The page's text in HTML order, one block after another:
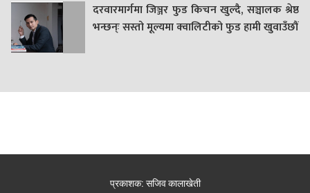
दरवारमार्गमा जिञ्जर फुड किचन खुल्दै, सञ्चालक श्रेष्ठ
भन्छन्ः सस्तो मूल्यमा क्वालिटीको फुड हामी खुवाउँछौं
प्रकाशक: सजिव कालाखेती